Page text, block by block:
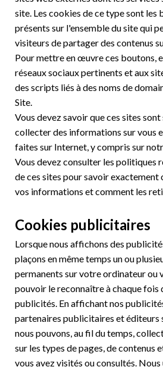
site. Les cookies de ce type sont les
présents sur l'ensemble du site qui
visiteurs de partager des contenus
Pour mettre en œuvre ces boutons,
réseaux sociaux pertinents et aux
des scripts liés à des noms de
Site.
Vous devez savoir que ces sites
collecter des informations sur vous
faites sur Internet, y compris sur
Vous devez consulter les politiques
de ces sites pour savoir
vos informations et comment les
Cookies publicitaires
Lorsque nous affichons des
plaçons en même temps un ou
permanents sur votre ordinateur ou
pouvoir le reconnaître à chaque fois
publicités. En affichant nos
partenaires publicitaires et éditeurs
nous pouvons, au fil du temps,
sur les types de pages, de contenus
vous avez visités ou consultés.